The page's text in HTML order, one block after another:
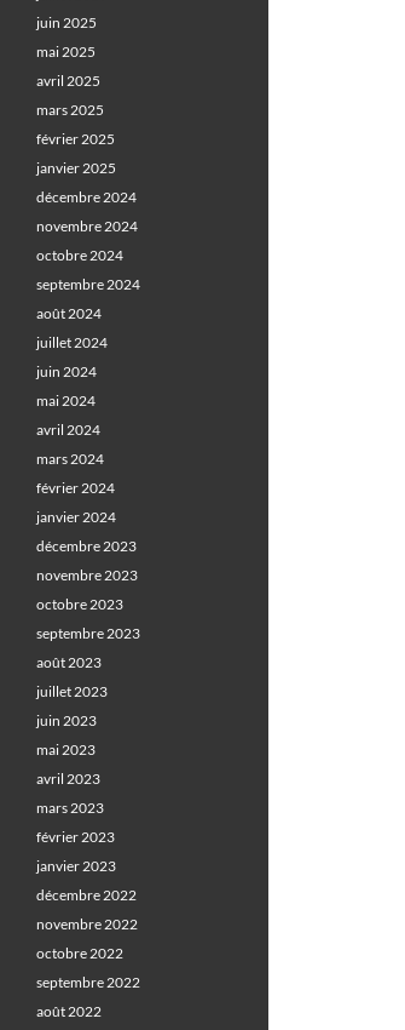
juin 2025
mai 2025
avril 2025
mars 2025
février 2025
janvier 2025
décembre 2024
novembre 2024
octobre 2024
septembre 2024
août 2024
juillet 2024
juin 2024
mai 2024
avril 2024
mars 2024
février 2024
janvier 2024
décembre 2023
novembre 2023
octobre 2023
septembre 2023
août 2023
juillet 2023
juin 2023
mai 2023
avril 2023
mars 2023
février 2023
janvier 2023
décembre 2022
novembre 2022
octobre 2022
septembre 2022
août 2022